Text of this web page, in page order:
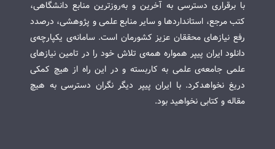
با برقراری دسترسی به آخرین و به‌روزترین منابع دانشگاهی،
کتب مرجع، استانداردها و سایر منابع علمی و پژوهشی، درصدد
رفع نیازهای محققان عزیز کشورمان است. سامانه‌ی یکپارچه‌ی
دانلود ایران پیپر همواره همه‌ی تلاش خود را در تامین نیازهای
علمی جامعه‌ی علمی به کاربسته و در این راه از هیچ کمکی
دریغ نخواهدکرد. با ایران پیپر دیگر نگران دسترسی به هیچ
مقاله و کتابی نخواهید بود.